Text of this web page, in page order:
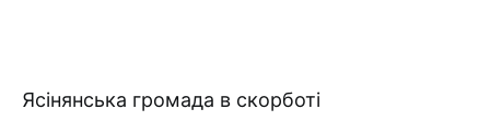
Ясінянська громада в скорботі